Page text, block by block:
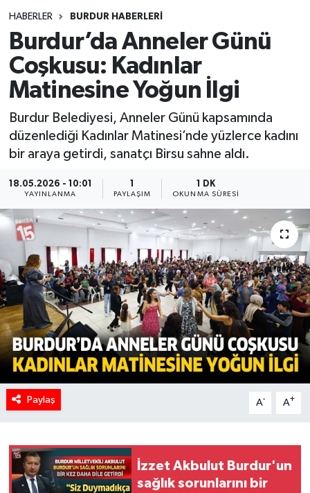
HABERLER BURDUR HABERLERİ
Burdur’da Anneler Günü
Coşkusu: Kadınlar
Matinesine Yoğun İlgi
Burdur Belediyesi, Anneler Günü kapsamında
düzenlediği Kadınlar Matinesi’nde yüzlerce kadını
bir araya getirdi, sanatçı Birsu sahne aldı.
18.05.2026 - 10:01
YAYINLANMA
1
PAYLAŞIM
1 DK
OKUNMA SÜRESI
Paylaş A- A+
İzzet Akbulut Burdur'un
sağlık sorunlarını bir
Spor
Tebrik
Türkiye